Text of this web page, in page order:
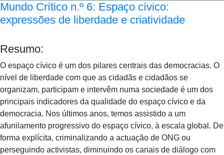
Mundo Crítico n.º 6: Espaço cívico:
expressões de liberdade e criatividade
Resumo:
O espaço cívico é um dos pilares centrais das democracias. O
nível de liberdade com que as cidadãs e cidadãos se
organizam, participam e intervêm numa sociedade é um dos
principais indicadores da qualidade do espaço cívico e da
democracia. Nos últimos anos, temos assistido a um
afunilamento progressivo do espaço cívico, à escala global. De
forma explícita, criminalizando a actuação de ONG ou
perseguindo activistas, diminuindo os canais de diálogo com